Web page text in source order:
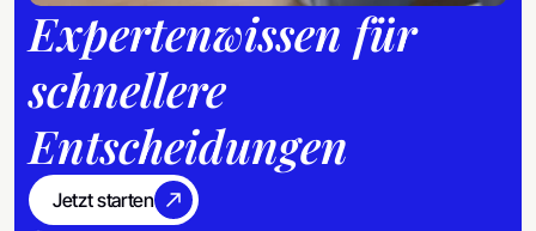
Expertenwissen für
schnellere
Entscheidungen
Jetzt starten